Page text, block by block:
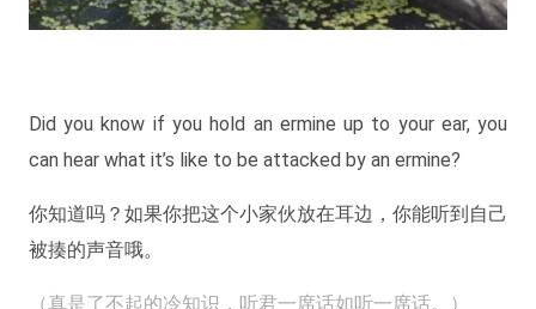
Did you know if you hold an ermine up to your ear, you
can hear what it’s like to be attacked by an ermine?
你知道吗？如果你把这个小家伙放在耳边，你能听到自己
被揍的声音哦。
（真是了不起的冷知识，听君一席话如听一席话。）